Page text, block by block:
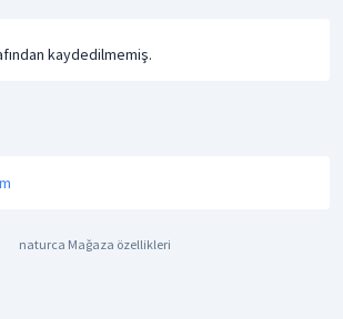
kaydedilmemiş.
naturca Mağaza özellikleri